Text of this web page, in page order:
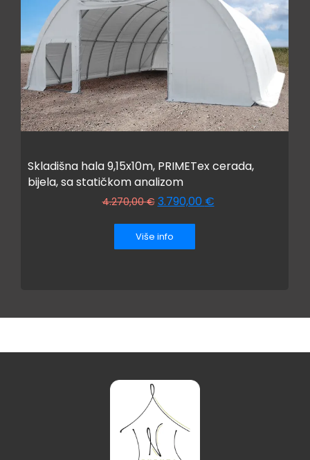
Skladišna hala 9,15x10m, PRIMETex cerada,
bijela, sa statičkom analizom
4.270,00€ 3.790,00 €
Više info